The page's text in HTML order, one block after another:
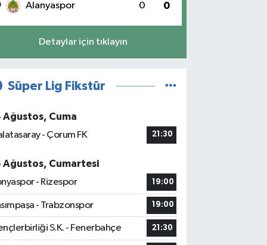
Alanyaspor 0 0
Detaylar için tıklayın
Süper Lig Fikstür
Ağustos, Cuma
- Çorum FK
21:30
Ağustos, Cumartesi
- Rizespor
19:00
- Trabzonspor 19:00
S.K. - Fenerbahçe 21:30